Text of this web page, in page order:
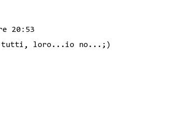
20:53
tutti, loro...io no...;)